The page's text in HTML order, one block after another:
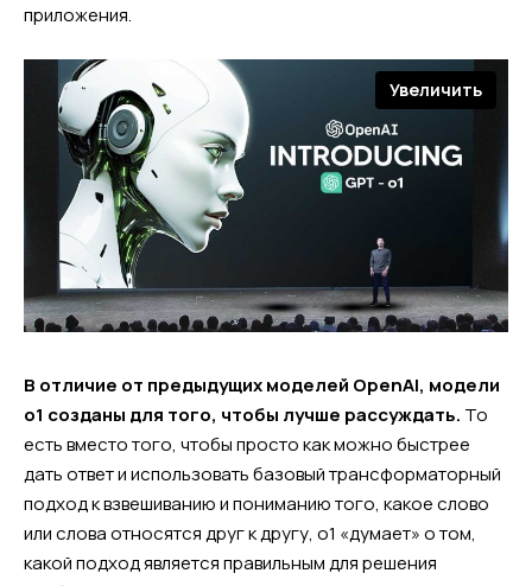
приложения.
Увеличить
В отличие от предыдущих моделей OpenAI, модели
o1 созданы для того, чтобы лучше рассуждать. То
есть вместо того, чтобы просто как можно быстрее
дать ответ и использовать базовый трансформаторный
подход к взвешиванию и пониманию того, какое слово
или слова относятся друг к другу, o1 «думает» о том,
какой подход является правильным для решения